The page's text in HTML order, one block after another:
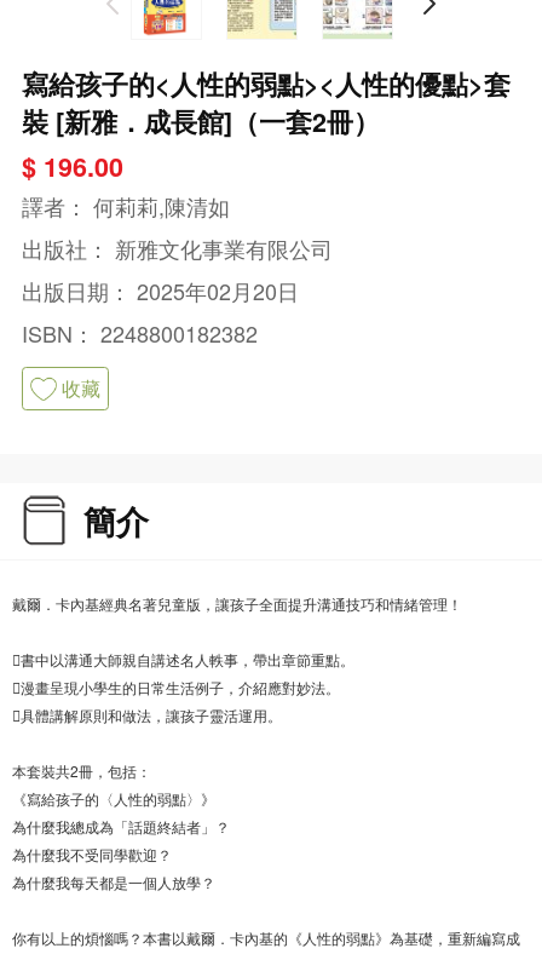
寫給孩子的<人性的弱點><人性的優點>套
裝 [新雅．成長館]（一套2冊）
$ 196.00
譯者： 何莉莉,陳清如
出版社： 新雅文化事業有限公司
出版日期： 2025年02月20日
ISBN： 2248800182382
收藏
簡介
戴爾．卡內基經典名著兒童版，讓孩子全面提升溝通技巧和情緒管理！
書中以溝通大師親自講述名人軼事，帶出章節重點。
漫畫呈現小學生的日常生活例子，介紹應對妙法。
具體講解原則和做法，讓孩子靈活運用。
本套裝共2冊，包括：
《寫給孩子的〈人性的弱點〉》
為什麼我總成為「話題終結者」？
為什麼我不受同學歡迎？
為什麼我每天都是一個人放學？
你有以上的煩惱嗎？本書以戴爾．卡內基的《人性的弱點》為基礎，重新編寫成